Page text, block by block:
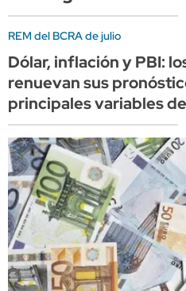
REM del BCRA de julio
Dólar, inflación y PBI:
renuevan sus
principales variables